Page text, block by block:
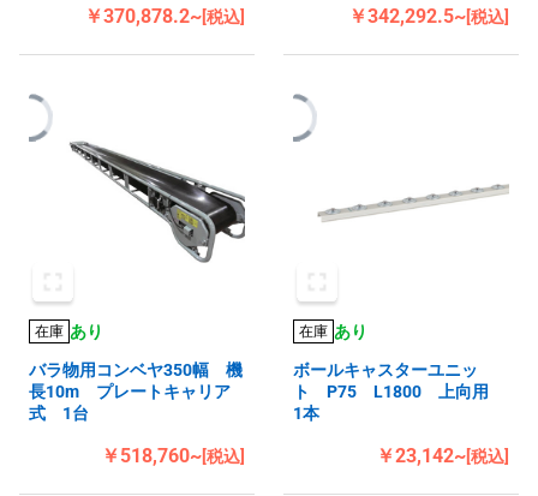
￥370,878.2~[税込] ￥342,292.5~[税込]
在庫 あり
バラ物用コンベヤ350幅 機
長10m プレートキャリア
式 1台
￥518,760~[税込]
在庫 あり
ボールキャスターユニッ
ト P75 L1800 上向用
1本
￥23,142~[税込]